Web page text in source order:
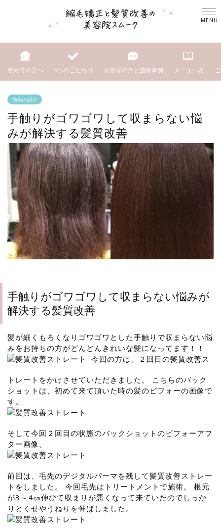
初めての方へ 5つのこだわり お客様の声と施術事例 メニュー表
施術の紹介
手触りがゴワゴワして収まらない悩
みが解決する髪質改善
手触りがゴワゴワして収まらない悩みが
解決する髪質改善
髪が細くもろくなりゴワゴワとした手触りで収まらない悩
みをお持ちの方がどんどんきれいな髪になってます！！
今回の方は、２回目の髪質改善ス
トレートをかけさせていただきました。 こちらのバック
ショットは、初めて来て頂いた時の髪のビフォーの画像で
す。
そして今回２回目の状態のバックショットのビフォーアフ
ター画像。
前回は、毛先のデジタルパーマを残して髪質改善ストレー
トをしました。 今回毛先はトリートメントで施術。 根元
が3～4㎝伸びて収まりが悪くなって来ていたのでしっか
りとくせやうねりを伸ばしました。